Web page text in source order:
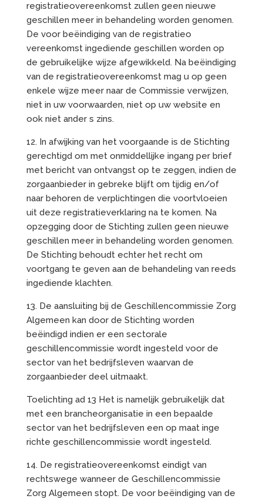
registratieovereenkomst zullen geen nieuwe
geschillen meer in behandeling worden genomen.
De voor beëindiging van de registratieo
vereenkomst ingediende geschillen worden op
de gebruikelijke wijze afgewikkeld. Na beëindiging
van de registratieovereenkomst mag u op geen
enkele wijze meer naar de Commissie verwijzen,
niet in uw voorwaarden, niet op uw website en
ook niet ander s zins.
12. In afwijking van het voorgaande is de Stichting
gerechtigd om met onmiddellijke ingang per brief
met bericht van ontvangst op te zeggen, indien de
zorgaanbieder in gebreke blijft om tijdig en/of
naar behoren de verplichtingen die voortvloeien
uit deze registratieverklaring na te komen. Na
opzegging door de Stichting zullen geen nieuwe
geschillen meer in behandeling worden genomen.
De Stichting behoudt echter het recht om
voortgang te geven aan de behandeling van reeds
ingediende klachten.
13. De aansluiting bij de Geschillencommissie Zorg
Algemeen kan door de Stichting worden
beëindigd indien er een sectorale
geschillencommissie wordt ingesteld voor de
sector van het bedrijfsleven waarvan de
zorgaanbieder deel uitmaakt.
Toelichting ad 13 Het is namelijk gebruikelijk dat
met een brancheorganisatie in een bepaalde
sector van het bedrijfsleven een op maat inge
richte geschillencommissie wordt ingesteld.
14. De registratieovereenkomst eindigt van
rechtswege wanneer de Geschillencommissie
Zorg Algemeen stopt. De voor beëindiging van de